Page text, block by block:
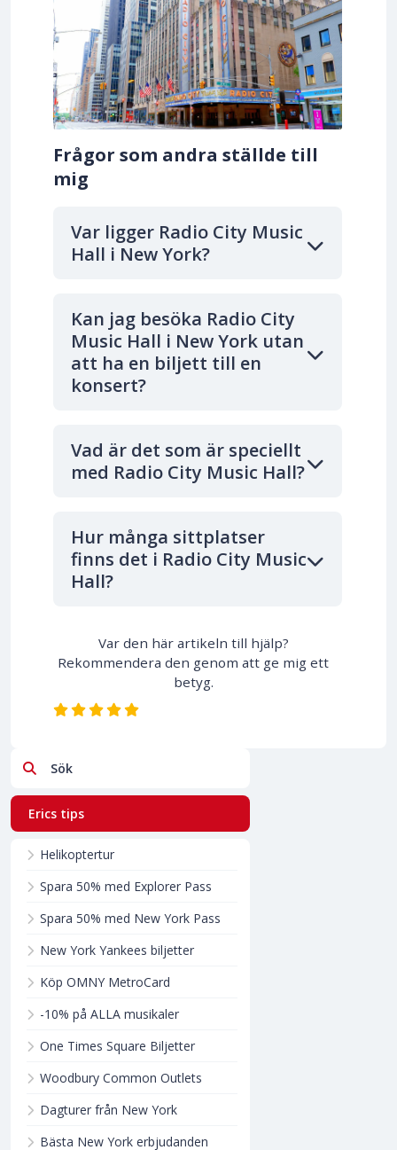
Frågor som andra ställde till
mig
Var ligger Radio City Music
Hall i New York?
Kan jag besöka Radio City
Music Hall i New York utan
att ha en biljett till en
konsert?
Vad är det som är speciellt
med Radio City Music Hall?
Hur många sittplatser
finns det i Radio City Music
Hall?
Var den här artikeln till hjälp?
Rekommendera den genom att ge mig ett
betyg.
Sök
Erics tips
Helikoptertur
Spara 50% med Explorer Pass
Spara 50% med New York Pass
New York Yankees biljetter
Köp OMNY MetroCard
-10% på ALLA musikaler
One Times Square Biljetter
Woodbury Common Outlets
Dagturer från New York
Bästa New York erbjudanden